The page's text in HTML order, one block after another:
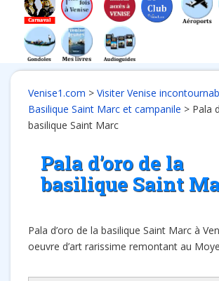
Venise1.com > Visiter Venise
Basilique Saint Marc et campanile > Pala
basilique Saint Marc
Pala d’oro de la
basilique Saint
Pala d’oro de la basilique Saint Marc à
oeuvre d’art rarissime remontant au